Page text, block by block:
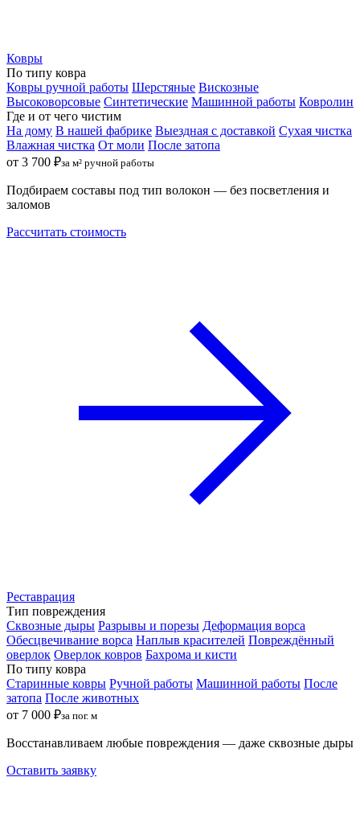
Ковры
По типу ковра
Ковры ручной работы Шерстяные Вискозные
Высоковорсовые Синтетические Машинной работы Ковролин
Где и от чего чистим
На дому В нашей фабрике Выездная с доставкой Сухая чистка
Влажная чистка От моли После затопа
от 3 700 ₽за м² ручной работы
Подбираем составы под тип волокон — без посветления и
заломов
Рассчитать стоимость
Реставрация
Тип повреждения
Сквозные дыры Разрывы и порезы Деформация ворса
Обесцвечивание ворса Наплыв красителей Повреждённый
оверлок Оверлок ковров Бахрома и кисти
По типу ковра
Старинные ковры Ручной работы Машинной работы После
затопа После животных
от 7 000 ₽за пог. м
Восстанавливаем любые повреждения — даже сквозные дыры
Оставить заявку